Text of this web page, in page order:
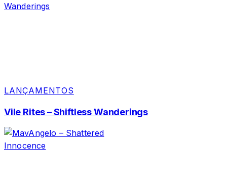
LANÇAMENTOS
Vile Rites – Shiftless Wanderings